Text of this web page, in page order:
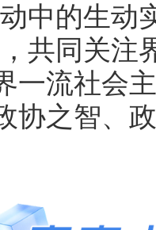
中的生动
共同关注
一流社会
协之智、